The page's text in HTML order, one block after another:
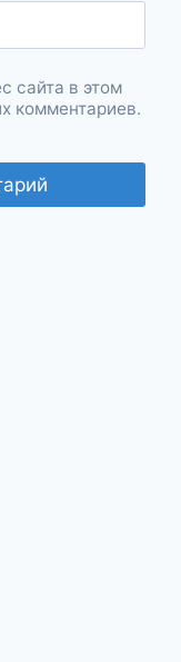
сайта в этом
комментариев.